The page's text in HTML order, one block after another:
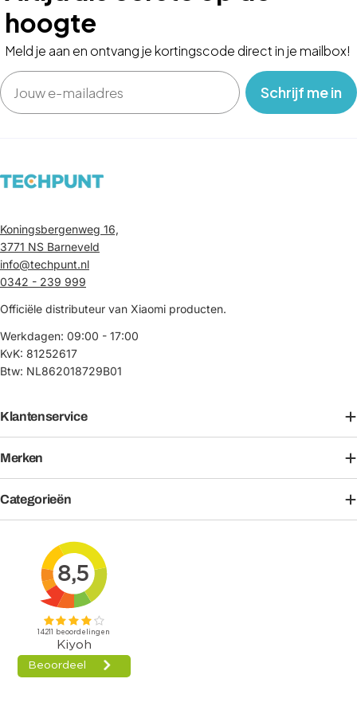
hoogte
Meld je aan en ontvang je kortingscode direct in je mailbox!
Email
‎ ‎ ‎ Schrijf me in‎ ‎ ‎ ‎
Koningsbergenweg 16,
3771 NS Barneveld
info@techpunt.nl
0342 - 239 999
Officiële distributeur van Xiaomi producten.
Werkdagen: 09:00 - 17:00
KvK: 81252617
Btw: NL862018729B01
Klantenservice
Merken
Categorieën